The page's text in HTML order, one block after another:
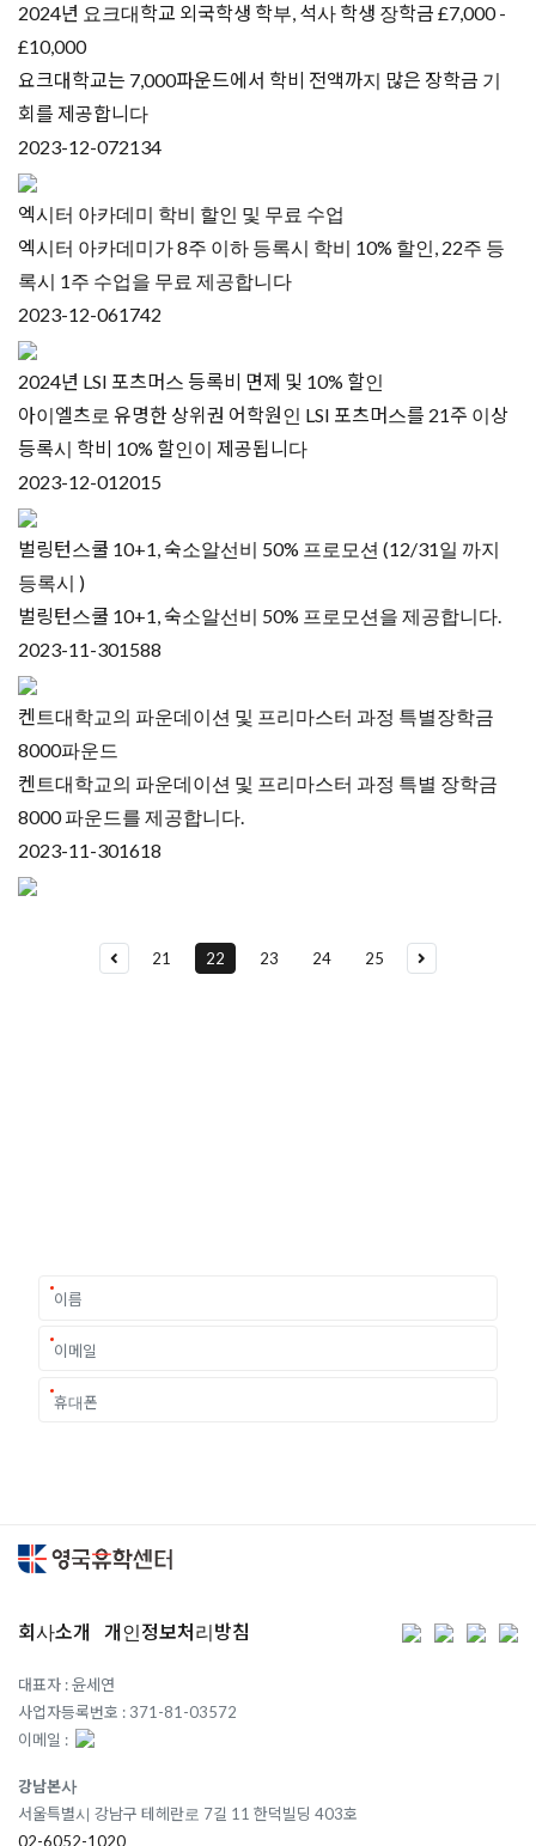
2024년 요크대학교 외국학생 학부, 석사 학생 장학금 £7,000 -
£10,000
요크대학교는 7,000파운드에서 학비 전액까지 많은 장학금 기
회를 제공합니다
2023-12-072134
엑시터 아카데미 학비 할인 및 무료 수업
엑시터 아카데미가 8주 이하 등록시 학비 10% 할인, 22주 등
록시 1주 수업을 무료 제공합니다
2023-12-061742
2024년 LSI 포츠머스 등록비 면제 및 10% 할인
아이엘츠로 유명한 상위권 어학원인 LSI 포츠머스를 21주 이상
등록시 학비 10% 할인이 제공됩니다
2023-12-012015
벌링턴스쿨 10+1, 숙소알선비 50% 프로모션 (12/31일 까지
등록시 )
벌링턴스쿨 10+1, 숙소알선비 50% 프로모션을 제공합니다.
2023-11-301588
켄트대학교의 파운데이션 및 프리마스터 과정 특별장학금
8000파운드
켄트대학교의 파운데이션 및 프리마스터 과정 특별 장학금
8000 파운드를 제공합니다.
2023-11-301618
21 22 23 24 25
회사소개 개인정보처리방침
대표자 : 윤세연
사업자등록번호 : 371-81-03572
이메일 :
강남본사
서울특별시 강남구 테헤란로 7길 11 한덕빌딩 403호
02-6052-1020